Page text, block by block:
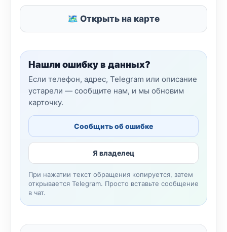
🗺 Открыть на карте
Нашли ошибку в данных?
Если телефон, адрес, Telegram или описание
устарели — сообщите нам, и мы обновим
карточку.
Сообщить об ошибке
Я владелец
При нажатии текст обращения копируется, затем
открывается Telegram. Просто вставьте сообщение
в чат.